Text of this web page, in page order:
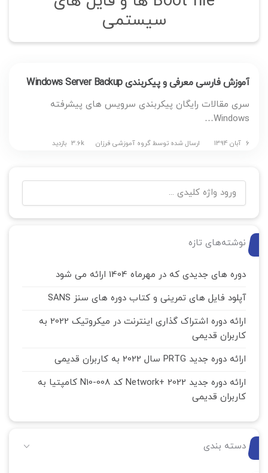
سیستمی
آموزش فارسی معرفی و پیکربندی Windows Server Backup
سری مقالات رایگان پیکربندی سرویس های پیشرفته
Windows…
6 آبان 1394 ارسال شده توسطگروه آموزشی فرزان 3.6k بازدید
برای:
نوشته‌های تازه
دوره های جدیدی که در مهرماه 1404 ارائه می شود
آپلود فایل های تمرینی و کتاب دوره های سنز SANS
ارائه دوره اشتراک گذاری اینترنت در میکروتیک 2022 به
کاربران قدیمی
ارائه دوره جدید PRTG سال 2022 به کاربران قدیمی
ارائه دوره جدید Network+ 2022 کد N10-008 کامپتیا به
کاربران قدیمی
دسته بندی